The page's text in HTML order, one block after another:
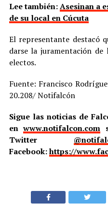
Lee también:Asesinan a
de su local en Cúcuta
El representante destacó
darse la juramentación
electos.
Fuente: Francisco
20.208/ Notifalcón
Sigue las noticias de
enwww.notifalcon.com
Twitter
Facebook:https://